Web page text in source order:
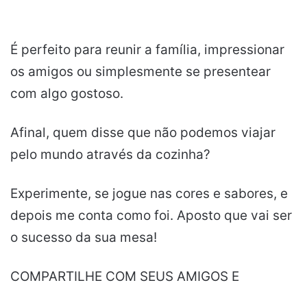
É perfeito para reunir a família, impressionar
os amigos ou simplesmente se presentear
com algo gostoso.
Afinal, quem disse que não podemos viajar
pelo mundo através da cozinha?
Experimente, se jogue nas cores e sabores, e
depois me conta como foi. Aposto que vai ser
o sucesso da sua mesa!
COMPARTILHE COM SEUS AMIGOS E